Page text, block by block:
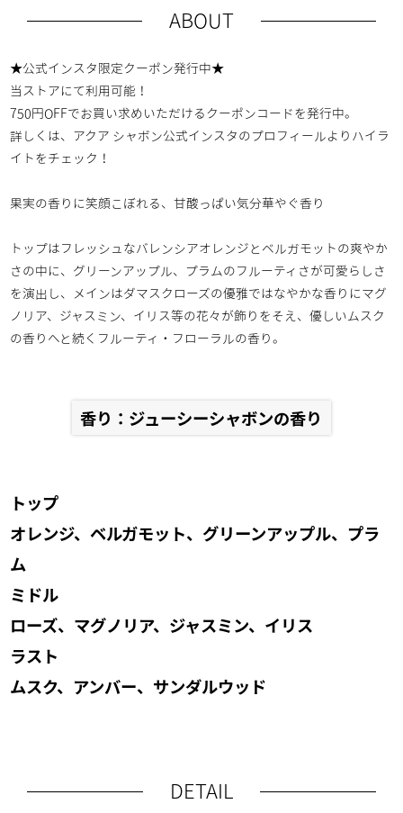
ABOUT
★公式インスタ限定クーポン発行中★
当ストアにて利用可能！
750円OFFでお買い求めいただけるクーポンコードを発行中。
詳しくは、 アクア シャボン公式インスタのプロフィールより ハイラ
イトをチェック！
果実の香りに笑顔こぼれる、甘酸っぱい気分華やぐ香り
トップはフレッシュなバレンシアオレンジとベルガモットの爽やか
さの中に、グリーンアップル、プラムのフルーティさが可愛らしさ
を演出し、メインはダマスクローズの優雅ではなやかな香りにマグ
ノリア、ジャスミン、イリス等の花々が飾りをそえ、優しいムスク
の香りへと続くフルーティ・フローラルの香り。
香り：ジューシーシャボンの香り
トップ
オレンジ、ベルガモット、グリーンアップル、プラ
ム
ミドル
ローズ、マグノリア、ジャスミン、イリス
ラスト
ムスク、アンバー、サンダルウッド
DETAIL